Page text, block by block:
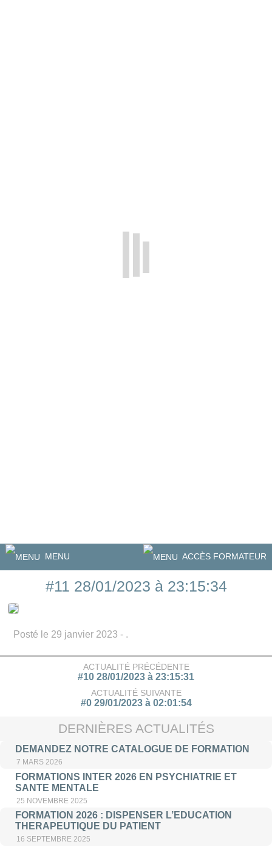
MENU ACCÈS FORMATEUR
#11 28/01/2023 à 23:15:34
Posté le 29 janvier 2023 - .
ACTUALITÉ PRÉCÉDENTE
#10 28/01/2023 à 23:15:31
ACTUALITÉ SUIVANTE
#0 29/01/2023 à 02:01:54
DERNIÈRES ACTUALITÉS
DEMANDEZ NOTRE CATALOGUE DE FORMATION
7 MARS 2026
FORMATIONS INTER 2026 EN PSYCHIATRIE ET
SANTE MENTALE
25 NOVEMBRE 2025
FORMATION 2026 : DISPENSER L’EDUCATION
THERAPEUTIQUE DU PATIENT
16 SEPTEMBRE 2025